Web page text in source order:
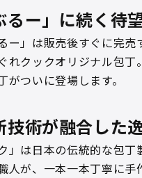
るー」に続く待
ー」は販売後すぐに完売
れクックオリジナル包丁。
がついに登場します。
技術が融合した
」は日本の伝統的な包丁
人が、一本一本丁寧に手